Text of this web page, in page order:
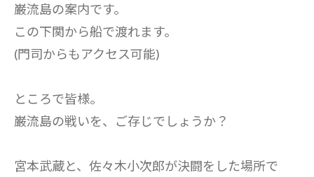
巌流島の案内です。
この下関から船で渡れます。
(門司からもアクセス可能)
ところで皆様。
巌流島の戦いを、ご存じでしょうか？
宮本武蔵と、佐々木小次郎が決闘をした場所で